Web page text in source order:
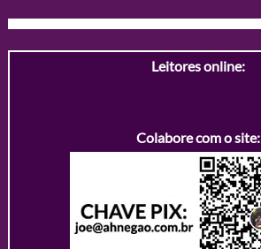
Leitores online:
Colabore com o site: